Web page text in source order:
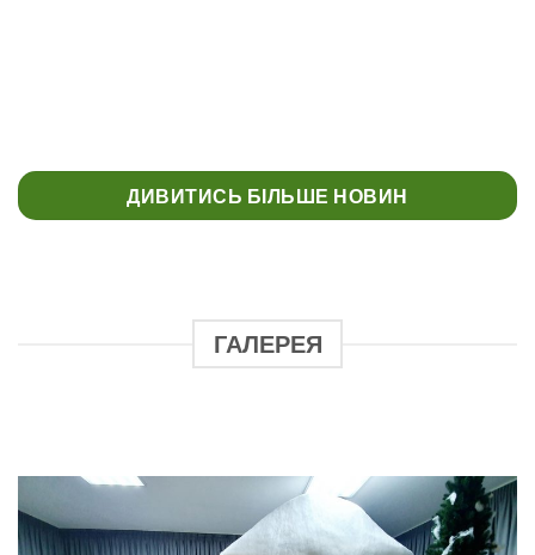
УКРАЇНСЬКОЇ ДІАСПОРИ
ДИВИТИСЬ БІЛЬШЕ НОВИН
ГАЛЕРЕЯ